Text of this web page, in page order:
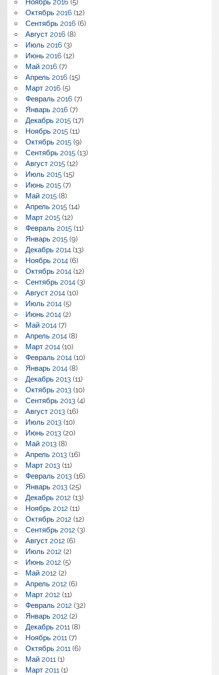
Ноябрь 2016(5)
Октябрь 2016(12)
Сентябрь 2016(6)
Август 2016(8)
Июль 2016(3)
Июнь 2016(12)
Май 2016(7)
Апрель 2016(15)
Март 2016(5)
Февраль 2016(7)
Январь 2016(7)
Декабрь 2015(17)
Ноябрь 2015(11)
Октябрь 2015(9)
Сентябрь 2015(13)
Август 2015(12)
Июль 2015(15)
Июнь 2015(7)
Май 2015(8)
Апрель 2015(14)
Март 2015(12)
Февраль 2015(11)
Январь 2015(9)
Декабрь 2014(13)
Ноябрь 2014(6)
Октябрь 2014(12)
Сентябрь 2014(3)
Август 2014(10)
Июль 2014(5)
Июнь 2014(2)
Май 2014(7)
Апрель 2014(8)
Март 2014(10)
Февраль 2014(10)
Январь 2014(8)
Декабрь 2013(11)
Октябрь 2013(10)
Сентябрь 2013(4)
Август 2013(16)
Июль 2013(10)
Июнь 2013(20)
Май 2013(8)
Апрель 2013(16)
Март 2013(11)
Февраль 2013(16)
Январь 2013(25)
Декабрь 2012 (13)
Ноябрь 2012 (11)
Октябрь 2012 (12)
Сентябрь 2012 (3)
Август 2012 (6)
Июль 2012 (2)
Июнь 2012 (5)
Май 2012 (2)
Апрель 2012 (6)
Март 2012 (11)
Февраль 2012 (32)
Январь 2012 (2)
Декабрь 2011(8)
Ноябрь 2011(7)
Октябрь 2011(6)
Май 2011(1)
Март 2011(1)